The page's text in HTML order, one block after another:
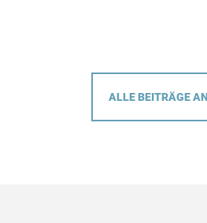
ALLE BEITRÄGE